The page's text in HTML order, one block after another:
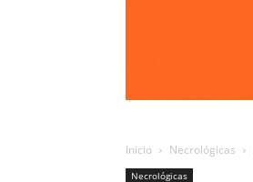
Inicio Necrológicas
Necrológicas